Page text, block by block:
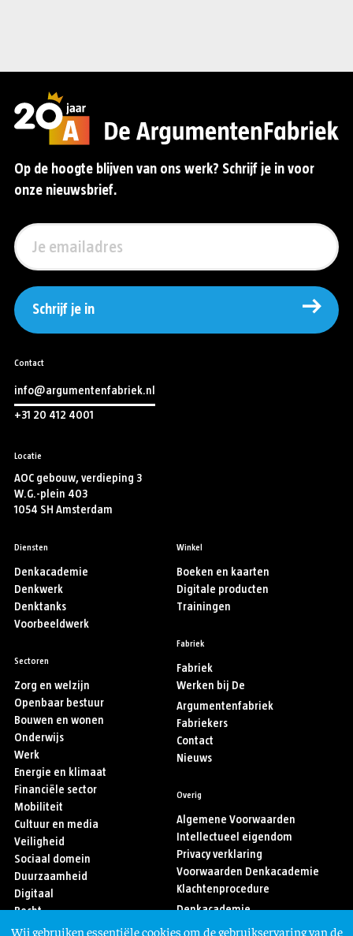
Op de hoogte blijven van ons werk? Schrijf je in voor
onze nieuwsbrief.
Schrijf je in
Contact
info@argumentenfabriek.nl
+31 20 412 4001
Locatie
AOC gebouw, verdieping 3
W.G.-plein 403
1054 SH Amsterdam
Diensten
Denkacademie
Denkwerk
Denktanks
Voorbeeldwerk
Sectoren
Zorg en welzijn
Openbaar bestuur
Bouwen en wonen
Onderwijs
Werk
Energie en klimaat
Financiële sector
Mobiliteit
Cultuur en media
Veiligheid
Sociaal domein
Duurzaamheid
Digitaal
Recht
Sport
Winkel
Boeken en kaarten
Digitale producten
Trainingen
Fabriek
Fabriek
Werken bij De
Argumentenfabriek
Fabriekers
Contact
Nieuws
Overig
Algemene Voorwaarden
Intellectueel eigendom
Privacy verklaring
Voorwaarden Denkacademie
Klachtenprocedure
Denkacademie
Wij gebruiken essentiële cookies om de gebruikservaring van de